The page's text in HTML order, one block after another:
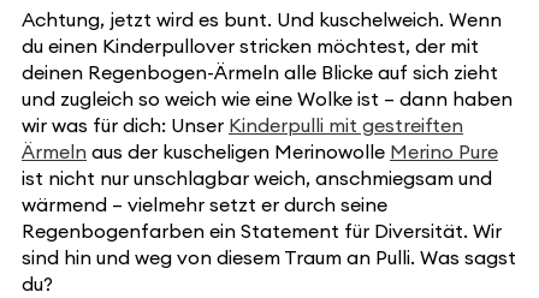
Achtung, jetzt wird es bunt. Und kuschelweich. Wenn
du einen Kinderpullover stricken möchtest, der mit
deinen Regenbogen-Ärmeln alle Blicke auf sich zieht
und zugleich so weich wie eine Wolke ist – dann haben
wir was für dich: Unser Kinderpulli mit gestreiften
Ärmeln aus der kuscheligen Merinowolle Merino Pure
ist nicht nur unschlagbar weich, anschmiegsam und
wärmend – vielmehr setzt er durch seine
Regenbogenfarben ein Statement für Diversität. Wir
sind hin und weg von diesem Traum an Pulli. Was sagst
du?